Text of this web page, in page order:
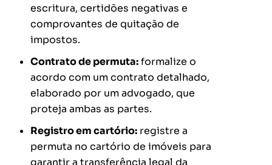
escritura, certidões negativas e
comprovantes de quitação de
impostos.
Contrato de permuta:formalize o
acordo com um contrato detalhado,
elaborado por um advogado, que
proteja ambas as partes.
Registro em cartório: registre a
permuta no cartório de imóveis para
garantir a transferência legal da